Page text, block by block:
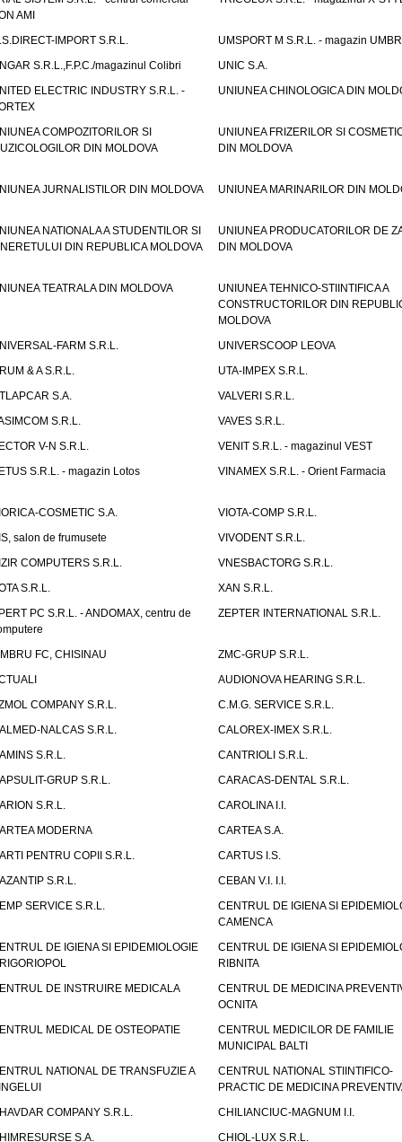
AMI
IMPORT S.R.L.
UMSPORT M S.R.L. - magazin
S.R.L.,F.P.C./magazinul Colibri
UNIC S.A.
ELECTRIC INDUSTRY S.R.L. -
UNIUNEA CHINOLOGICA DIN
COMPOZITORILOR SI
DIN MOLDOVA
UNIUNEA FRIZERILOR SI
DIN MOLDOVA
JURNALISTILOR DIN MOLDOVA UNIUNEA MARINARILOR DIN
NATIONALA A STUDENTILOR SI
DIN REPUBLICA MOLDOVA
UNIUNEA PRODUCATORILOR DE
DIN MOLDOVA
TEATRALA DIN MOLDOVA
UNIUNEA TEHNICO-STIINTIFICA A
CONSTRUCTORILOR DIN
MOLDOVA
FARM S.R.L.
UNIVERSCOOP LEOVA
& A S.R.L.
UTA-IMPEX S.R.L.
S.A.
VALVERI S.R.L.
S.R.L.
VAVES S.R.L.
V-N S.R.L.
VENIT S.R.L. - magazinul VEST
S.R.L. - magazin Lotos
VINAMEX S.R.L. - Orient Farmacia
COSMETIC S.A.
VIOTA-COMP S.R.L.
salon de frumusete
VIVODENT S.R.L.
COMPUTERS S.R.L.
VNESBACTORG S.R.L.
S.R.L.
XAN S.R.L.
PC S.R.L. - ANDOMAX, centru de
ZEPTER INTERNATIONAL S.R.L.
FC, CHISINAU
ZMC-GRUP S.R.L.
AUDIONOVA HEARING S.R.L.
COMPANY S.R.L.
C.M.G. SERVICE S.R.L.
NALCAS S.R.L.
CALOREX-IMEX S.R.L.
S.R.L.
CANTRIOLI S.R.L.
GRUP S.R.L.
CARACAS-DENTAL S.R.L.
S.R.L.
CAROLINA I.I.
MODERNA
CARTEA S.A.
PENTRU COPII S.R.L.
CARTUS I.S.
S.R.L.
CEBAN V.I. I.I.
SERVICE S.R.L.
CENTRUL DE IGIENA SI
CAMENCA
DE IGIENA SI EPIDEMIOLOGIE
CENTRUL DE IGIENA SI
RIBNITA
DE INSTRUIRE MEDICALA
CENTRUL DE MEDICINA
OCNITA
MEDICAL DE OSTEOPATIE
CENTRUL MEDICILOR DE FAMILIE
MUNICIPAL BALTI
NATIONAL DE TRANSFUZIE A
CENTRUL NATIONAL STIINTIFICO-
PRACTIC DE MEDICINA
COMPANY S.R.L.
CHILIANCIUC-MAGNUM I.I.
S.A.
CHIOL-LUX S.R.L.